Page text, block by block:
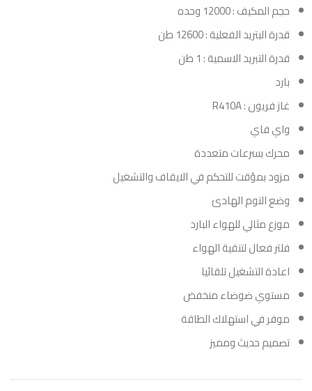
حجم المكيف : 12000 وحده
قدرة البتريد الفعلية : 12600 طن
قدرة التبريد الاسمية : 1 طن
بارد
غاز فريون : R410A
واي فاي
محرك بسرعات متعددة
مزود بمؤقت للتحكم في الايقاف والتشغيل
وضع النوم الهادئ
موزع مثالي للهواء البارد
فلتر فعال لتنقية الهواء
اعادة التشغيل تلقائيا
مستوي ضوضاء منخفض
موفر في استهلاك الطاقة
تصميم حديث ومميز